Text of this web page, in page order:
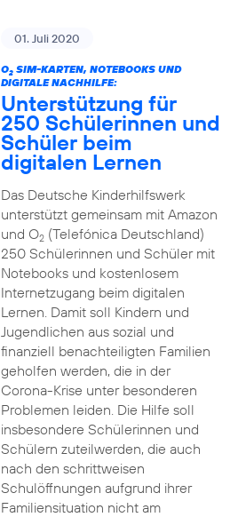
01. Juli 2020
O2SIM-KARTEN, NOTEBOOKS UND
DIGITALE NACHHILFE:
Unterstützung für
250 Schülerinnen und
Schüler beim
digitalen Lernen
Das Deutsche Kinderhilfswerk
unterstützt gemeinsam mit Amazon
und O2(Telefónica Deutschland)
250 Schülerinnen und Schüler mit
Notebooks und kostenlosem
Internetzugang beim digitalen
Lernen. Damit soll Kindern und
Jugendlichen aus sozial und
finanziell benachteiligten Familien
geholfen werden, die in der
Corona-Krise unter besonderen
Problemen leiden. Die Hilfe soll
insbesondere Schülerinnen und
Schülern zuteilwerden, die auch
nach den schrittweisen
Schulöffnungen aufgrund ihrer
Familiensituation nicht am